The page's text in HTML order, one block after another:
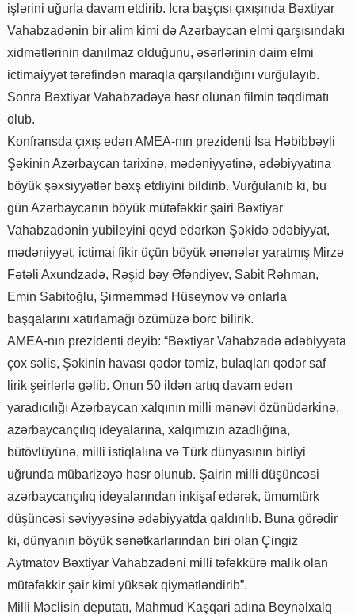
işlərini uğurla davam etdirib. İcra başçısı çıxışında Bəxtiyar
Vahabzadənin bir alim kimi də Azərbaycan elmi qarşısındakı
xidmətlərinin danılmaz olduğunu, əsərlərinin daim elmi
ictimaiyyət tərəfindən maraqla qarşılandığını vurğulayıb.
Sonra Bəxtiyar Vahabzadəyə həsr olunan filmin təqdimatı
olub.
Konfransda çıxış edən AMEA-nın prezidenti İsa Həbibbəyli
Şəkinin Azərbaycan tarixinə, mədəniyyətinə, ədəbiyyatına
böyük şəxsiyyətlər bəxş etdiyini bildirib. Vurğulanıb ki, bu
gün Azərbaycanın böyük mütəfəkkir şairi Bəxtiyar
Vahabzadənin yubileyini qeyd edərkən Şəkidə ədəbiyyat,
mədəniyyət, ictimai fikir üçün böyük ənənələr yaratmış Mirzə
Fətəli Axundzadə, Rəşid bəy Əfəndiyev, Sabit Rəhman,
Emin Sabitoğlu, Şirməmməd Hüseynov və onlarla
başqalarını xatırlamağı özümüzə borc bilirik.
AMEA-nın prezidenti deyib: “Bəxtiyar Vahabzadə ədəbiyyata
çox səlis, Şəkinin havası qədər təmiz, bulaqları qədər saf
lirik şeirlərlə gəlib. Onun 50 ildən artıq davam edən
yaradıcılığı Azərbaycan xalqının milli mənəvi özünüdərkinə,
azərbaycançılıq ideyalarına, xalqımızın azadlığına,
bütövlüyünə, milli istiqlalına və Türk dünyasının birliyi
uğrunda mübarizəyə həsr olunub. Şairin milli düşüncəsi
azərbaycançılıq ideyalarından inkişaf edərək, ümumtürk
düşüncəsi səviyyəsinə ədəbiyyatda qaldırılıb. Buna görədir
ki, dünyanın böyük sənətkarlarından biri olan Çingiz
Aytmatov Bəxtiyar Vahabzadəni milli təfəkkürə malik olan
mütəfəkkir şair kimi yüksək qiymətləndirib”.
Milli Məclisin deputatı, Mahmud Kaşqari adına Beynəlxalq